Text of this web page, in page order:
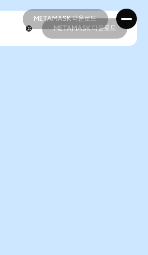
METAMASK 다운로드
METAMASK 다운로드
METAMASK 다운로드